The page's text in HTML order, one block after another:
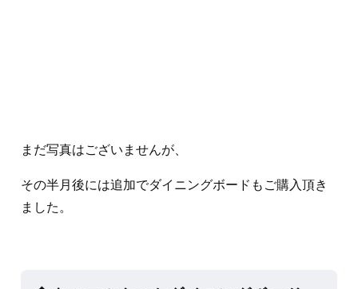
まだ写真はございませんが、
その半月後には追加でダイニングボードもご購入頂き
ました。